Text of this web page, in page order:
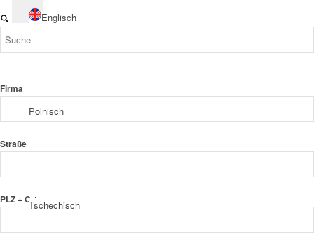
Englisch
Polnisch
Tschechisch
Firma
Straße
PLZ + Ort